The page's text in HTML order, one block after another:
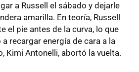
a Russell el sábado y dejarle
amarilla. En teoría, Russell
el pie antes de la curva, lo que
recargar energía de cara a la
Kimi Antonelli, abortó la vuelta.